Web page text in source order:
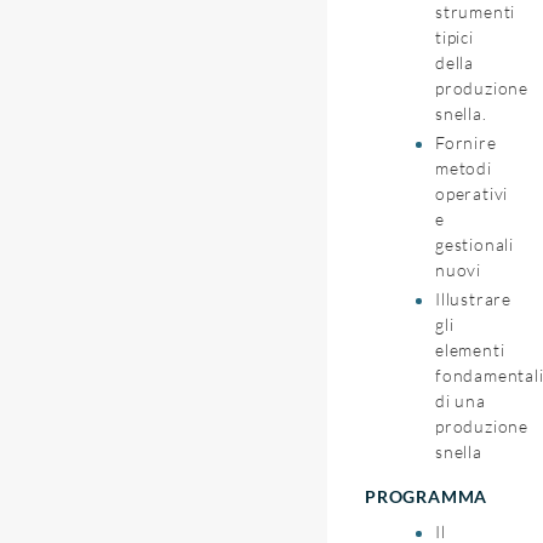
strumenti
tipici
della
produzione
snella.
Fornire
metodi
operativi
e
gestionali
nuovi
Illustrare
gli
elementi
fondamentali
di una
produzione
snella
PROGRAMMA
Il